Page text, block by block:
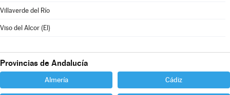
Villaverde del Río
Viso del Alcor (El)
Provincias de Andalucía
Almería Cádiz